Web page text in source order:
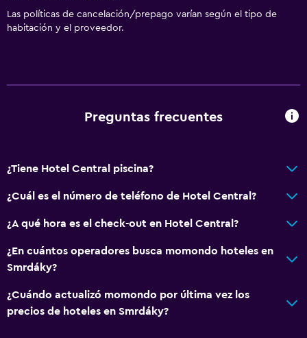
Las políticas de cancelación/prepago varían según el tipo de
habitación y el proveedor.
Preguntas frecuentes
¿Tiene Hotel Central piscina?
¿Cuál es el número de teléfono de Hotel Central?
¿A qué hora es el check-out en Hotel Central?
¿En cuántos operadores busca momondo hoteles en
Smrdáky?
¿Cuándo actualizó momondo por última vez los
precios de hoteles en Smrdáky?